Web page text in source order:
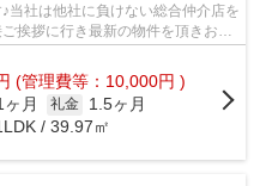
当社は他社に負けない総合仲介店を
挨拶に行き最新の物件を頂きお客
(管理費等：10,000円 )
ヶ月 礼金
1.5ヶ月
/ 39.97㎡